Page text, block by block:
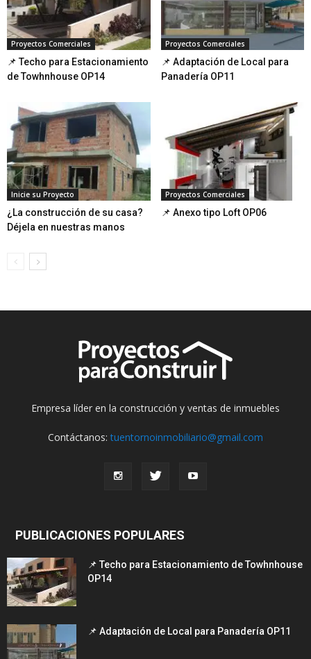
Proyectos Comerciales
📌 Techo para Estacionamiento
de Towhnhouse OP14
Proyectos Comerciales
📌 Adaptación de Local para
Panadería OP11
Inicie su Proyecto
¿La construcción de su casa?
Déjela en nuestras manos
Proyectos Comerciales
📌 Anexo tipo Loft OP06
Empresa líder en la construcción y ventas de inmuebles
Contáctanos:tuentornoinmobiliario@gmail.com
PUBLICACIONES POPULARES
📌 Techo para Estacionamiento de Towhnhouse
OP14
📌 Adaptación de Local para Panadería OP11